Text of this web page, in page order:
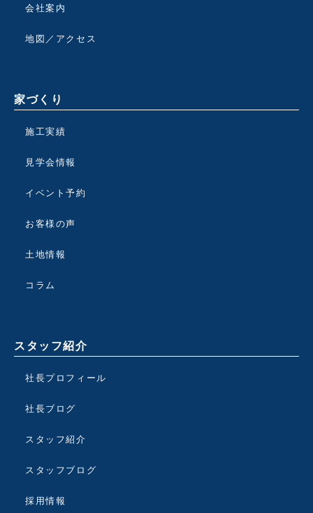
会社案内
地図／アクセス
家づくり
施工実績
見学会情報
イベント予約
お客様の声
土地情報
コラム
スタッフ紹介
社長プロフィール
社長ブログ
スタッフ紹介
スタッフブログ
採用情報